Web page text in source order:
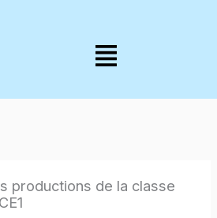
Menu
productions de la classe